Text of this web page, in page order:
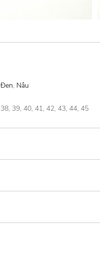
Đen, Nâu
38, 39, 40, 41, 42, 43, 44, 45